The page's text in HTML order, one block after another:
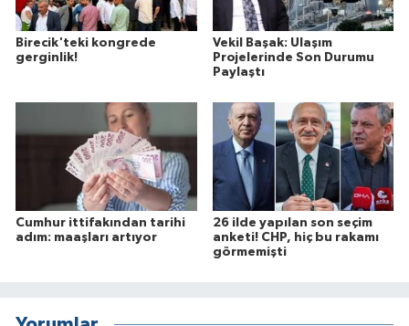
Birecik'teki kongrede
gerginlik!
Vekil Başak: Ulaşım
Projelerinde Son Durumu
Paylaştı
Cumhur ittifakından tarihi
adım: maaşları artıyor
26 ilde yapılan son seçim
anketi! CHP, hiç bu rakamı
görmemişti